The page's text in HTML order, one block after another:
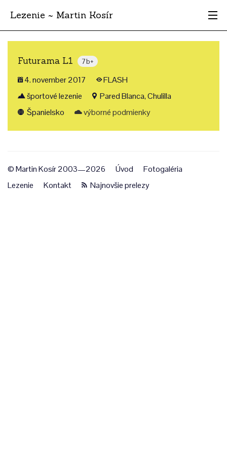
Lezenie ~ Martin Kosír
Najhodnotnejšie
Krajina
Štýl
Futurama L1 7b+
4. november 2017
FLASH
športové lezenie
Pared Blanca, Chulilla
Španielsko
výborné podmienky
© Martin Kosír 2003—2026 Úvod
Fotogaléria
Lezenie
Kontakt Najnovšie prelezy